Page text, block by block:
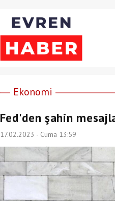
Ekonomi
Fed'den şahin
17.02.2023 - Cuma 13:59